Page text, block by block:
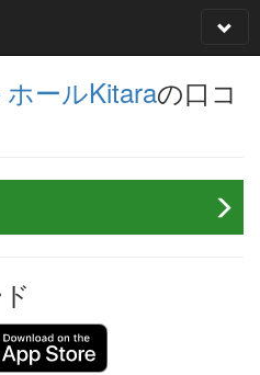
ールKitaraの口コ